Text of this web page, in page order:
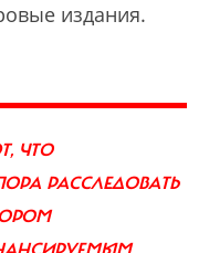
издания.
ЧТО
РАССЛЕДОВАТЬ